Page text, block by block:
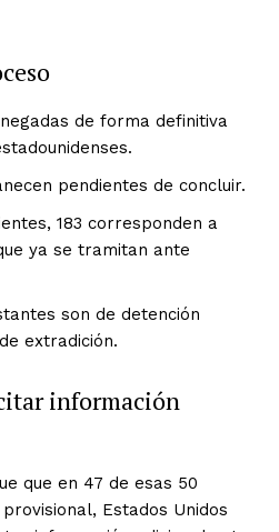
de forma definitiva
pendientes de concluir.
183 corresponden a
ya se tramitan ante
son de detención
extradición.
información
que en 47 de esas 50
Estados Unidos